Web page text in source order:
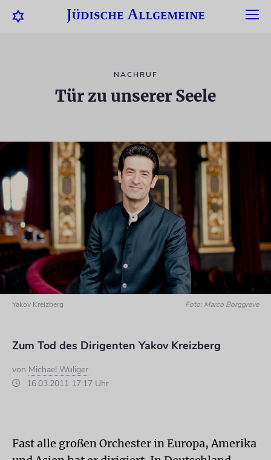
NACHRUF
Tür zu unserer Seele
Yakov Kreizberg Foto: Marco Borggreve
Zum Tod des Dirigenten Yakov Kreizberg
von Michael Wuliger
16.03.2011 17:17 Uhr
Fast alle großen Orchester in Europa, Amerika